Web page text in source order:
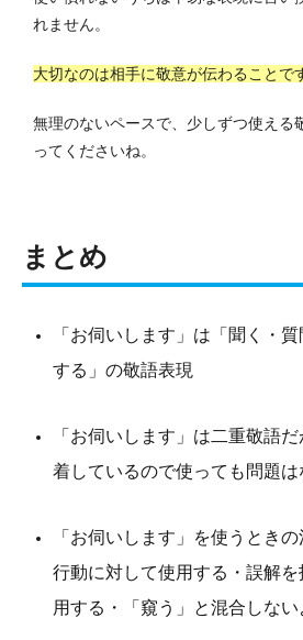
れません。
大切なのは相手に敬意が伝わることで
無理のないペースで、少しずつ使える
ってくださいね。
まとめ
「お伺いします」は「聞く・
する」の敬語表現
「お伺いします」は二重敬語
着しているので使っても問題は
「お伺いします」を使うとき
行動に対して使用する・誤解
用する・「窺う」と混合しない